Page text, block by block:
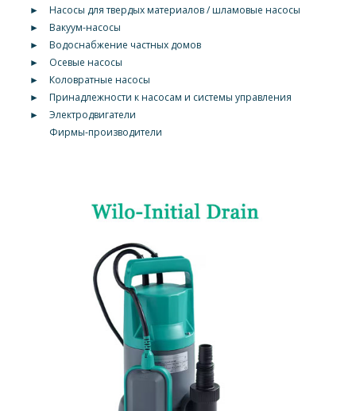
►
Насосы для твердых материалов / шламовые насосы
►
Вакуум-насосы
►
Водоснабжение частных домов
►
Осевые насосы
►
Коловратные насосы
►
Принадлежности к насосам и системы управления
►
Электродвигатели
Фирмы-производители